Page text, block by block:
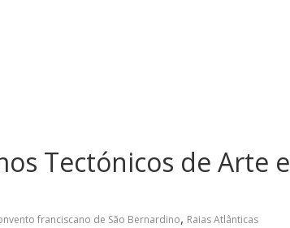
Tectónicos de Arte e
franciscano de São Bernardino, Raias Atlânticas